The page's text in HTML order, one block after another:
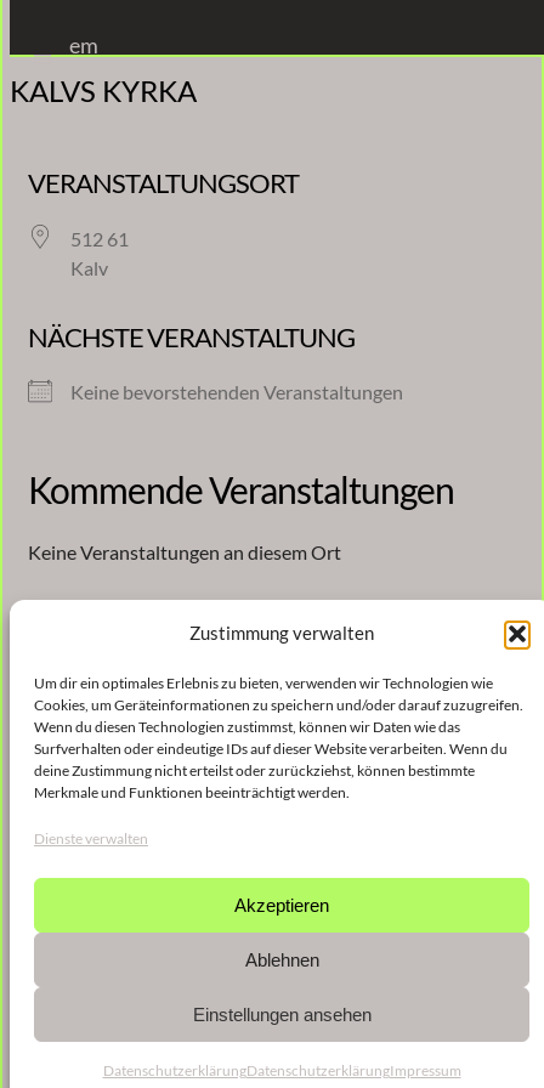
Zustimmung verwalten
Um dir ein optimales Erlebnis zu bieten, verwenden wir Technologien wie
Cookies, um Geräteinformationen zu speichern und/oder darauf zuzugreifen.
Wenn du diesen Technologien zustimmst, können wir Daten wie das
Surfverhalten oder eindeutige IDs auf dieser Website verarbeiten. Wenn du
deine Zustimmung nicht erteilst oder zurückziehst, können bestimmte
Merkmale und Funktionen beeinträchtigt werden.
Dienste verwalten
Akzeptieren
Ablehnen
Einstellungen ansehen
DatenschutzerklärungDatenschutzerklärungImpressum
Inhalt
springen
em
KALVS KYRKA
VERANSTALTUNGSORT
512 61
Kalv
NÄCHSTE VERANSTALTUNG
Keine bevorstehenden Veranstaltungen
Kommende Veranstaltungen
Keine Veranstaltungen an diesem Ort
Veröffentlicht 9. Januar 2023 in